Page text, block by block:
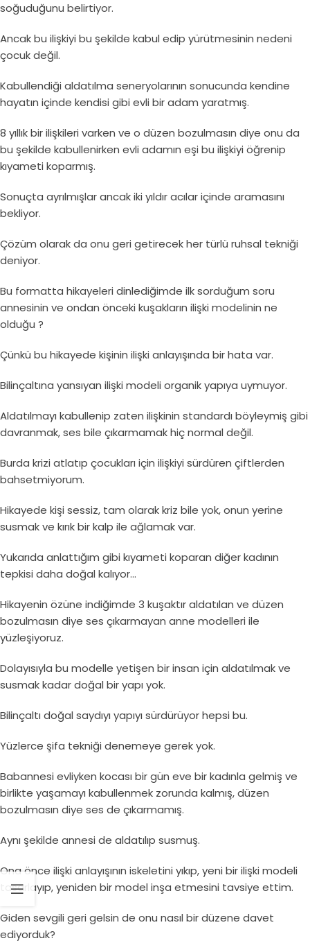
soğuduğunu belirtiyor.
Ancak bu ilişkiyi bu şekilde kabul edip yürütmesinin nedeni
çocuk değil.
Kabullendiği aldatılma seneryolarının sonucunda kendine
hayatın içinde kendisi gibi evli bir adam yaratmış.
8 yıllık bir ilişkileri varken ve o düzen bozulmasın diye onu da
bu şekilde kabullenirken evli adamın eşi bu ilişkiyi öğrenip
kıyameti koparmış.
Sonuçta ayrılmışlar ancak iki yıldır acılar içinde aramasını
bekliyor.
Çözüm olarak da onu geri getirecek her türlü ruhsal tekniği
deniyor.
Bu formatta hikayeleri dinlediğimde ilk sorduğum soru
annesinin ve ondan önceki kuşakların ilişki modelinin ne
olduğu ?
Çünkü bu hikayede kişinin ilişki anlayışında bir hata var.
Bilinçaltına yansıyan ilişki modeli organik yapıya uymuyor.
Aldatılmayı kabullenip zaten ilişkinin standardı böyleymiş gibi
davranmak, ses bile çıkarmamak hiç normal değil.
Burda krizi atlatıp çocukları için ilişkiyi sürdüren çiftlerden
bahsetmiyorum.
Hikayede kişi sessiz, tam olarak kriz bile yok, onun yerine
susmak ve kırık bir kalp ile ağlamak var.
Yukarıda anlattığım gibi kıyameti koparan diğer kadının
tepkisi daha doğal kalıyor…
Hikayenin özüne indiğimde 3 kuşaktır aldatılan ve düzen
bozulmasın diye ses çıkarmayan anne modelleri ile
yüzleşiyoruz.
Dolayısıyla bu modelle yetişen bir insan için aldatılmak ve
susmak kadar doğal bir yapı yok.
Bilinçaltı doğal saydıyı yapıyı sürdürüyor hepsi bu.
Yüzlerce şifa tekniği denemeye gerek yok.
Babannesi evliyken kocası bir gün eve bir kadınla gelmiş ve
birlikte yaşamayı kabullenmek zorunda kalmış, düzen
bozulmasın diye ses de çıkarmamış.
Aynı şekilde annesi de aldatılıp susmuş.
Ona önce ilişki anlayışının iskeletini yıkıp, yeni bir ilişki modeli
tasarlayıp, yeniden bir model inşa etmesini tavsiye ettim.
Giden sevgili geri gelsin de onu nasıl bir düzene davet
ediyorduk?